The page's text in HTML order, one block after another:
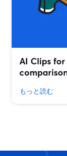
AI Clips
もっと読む